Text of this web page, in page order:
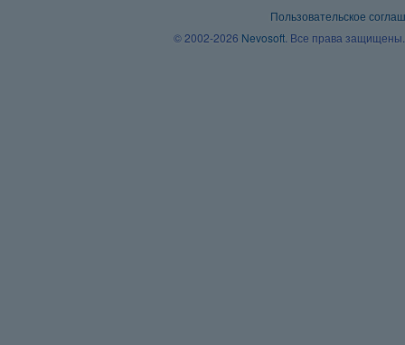
Пользовательское
© 2002-2026 Nevosoft . Все права защищены